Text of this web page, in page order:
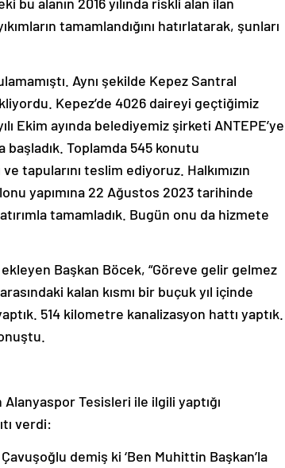
tamamlandığını hatırlatarak, şunları
Aynı şekilde Kepez Santral
Kepez’de 4026 daireyi geçtiğimiz
Ekim ayında belediyemiz şirketi ANTEPE’ye
Toplamda 545 konutu
tapularını teslim ediyoruz. Halkımızın
yapımına 22 Ağustos 2023 tarihinde
tamamladık. Bugün onu da hizmete
ekleyen Başkan Böcek, “Göreve gelir gelmez
kalan kısmı bir buçuk yıl içinde
514 kilometre kanalizasyon hattı yaptık.
Tesisleri ile ilgili yaptığı
verdi:
demiş ki ‘Ben Muhittin Başkan’la